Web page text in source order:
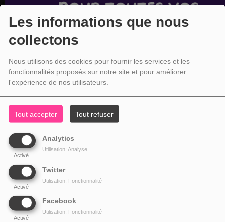
Les informations que nous
collectons
Nous utilisons des cookies pour fournir les services et les
fonctionnalités proposés sur notre site et pour améliorer
l'expérience de nos utilisateurs.
Tout accepter Tout refuser
Analytics
Activé
Utilisation: Analyse
Twitter
Activé
Utilisation: Fonctionnalité
Facebook
Activé
Utilisation: Fonctionnalité